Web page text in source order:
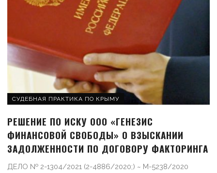
СУДЕБНАЯ ПРАКТИКА ПО КРЫМУ
РЕШЕНИЕ ПО ИСКУ ООО «ГЕНЕЗИС
ФИНАНСОВОЙ СВОБОДЫ» О ВЗЫСКАНИИ
ЗАДОЛЖЕННОСТИ ПО ДОГОВОРУ ФАКТОРИНГА
ДЕЛО № 2-1304/2021 (2-4886/2020;) ~ М-5238/2020